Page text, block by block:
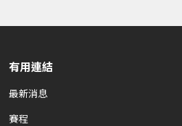
有用連結
最新消息
賽程